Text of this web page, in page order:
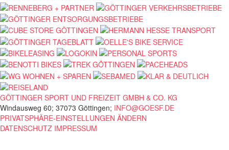
GÖTTINGER SPORT UND FREIZEIT GMBH & CO. KG
Windausweg 60; 37073 Göttingen; INFO@GOESF.DE
PRIVATSPHÄRE-EINSTELLUNGEN ÄNDERN
DATENSCHUTZ IMPRESSUM